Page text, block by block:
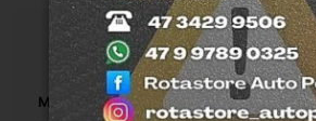
Especificações
Marca: